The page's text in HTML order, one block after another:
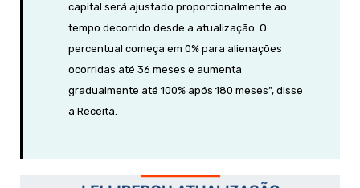
capital será ajustado proporcionalmente ao
tempo decorrido desde a atualização. O
percentual começa em 0% para alienações
ocorridas até 36 meses e aumenta
gradualmente até 100% após 180 meses”, disse
a Receita.